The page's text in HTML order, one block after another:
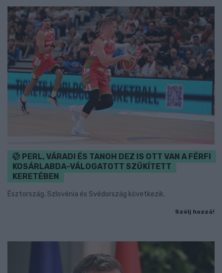
PERL, VÁRADI ÉS TANOH DEZ IS OTT VAN A FÉRFI
KOSÁRLABDA-VÁLOGATOTT SZŰKÍTETT
KERETÉBEN
Észtország, Szlovénia és Svédország következik.
Szólj hozzá!